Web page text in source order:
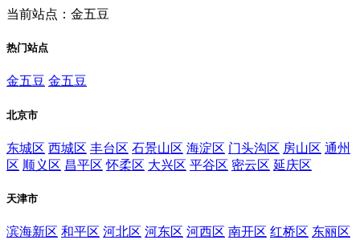
当前站点：金五豆
热门站点
金五豆 金五豆
北京市
东城区 西城区 丰台区 石景山区 海淀区 门头沟区 房山区 通州
区 顺义区 昌平区 怀柔区 大兴区 平谷区 密云区 延庆区
天津市
滨海新区 和平区 河北区 河东区 河西区 南开区 红桥区 东丽区